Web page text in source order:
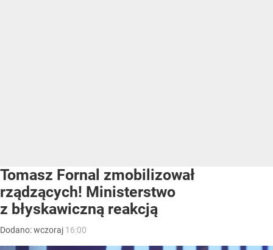
Tomasz Fornal zmobilizował
rządzących! Ministerstwo
z błyskawiczną reakcją
Dodano:wczoraj 16:00